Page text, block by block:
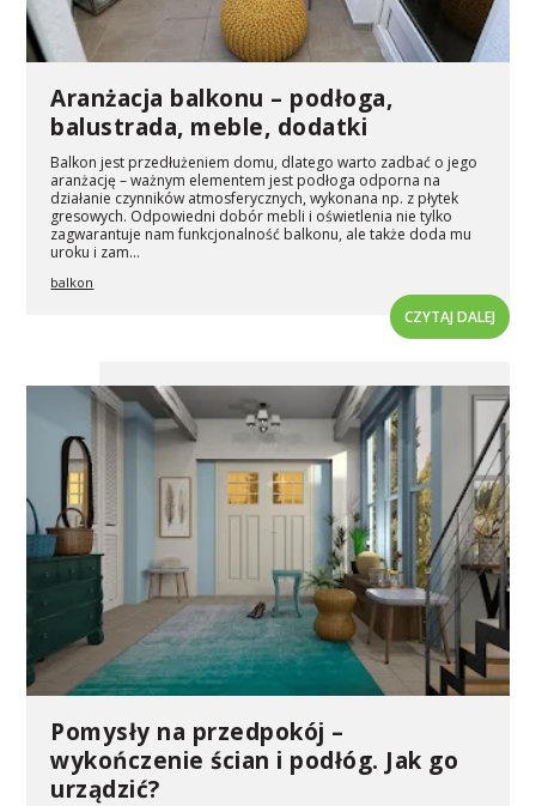
Aranżacja balkonu – podłoga,
balustrada, meble, dodatki
Balkon jest przedłużeniem domu, dlatego warto zadbać o jego
aranżację – ważnym elementem jest podłoga odporna na
działanie czynników atmosferycznych, wykonana np. z płytek
gresowych. Odpowiedni dobór mebli i oświetlenia nie tylko
zagwarantuje nam funkcjonalność balkonu, ale także doda mu
uroku i zam...
balkon
CZYTAJ DALEJ
Pomysły na przedpokój –
wykończenie ścian i podłóg. Jak go
urządzić?